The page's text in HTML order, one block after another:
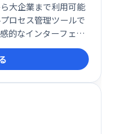
大企業まで利用可能
ロセス管理ツールで
的なインターフェー
理、コラボレーショ
の最適化を支援しま
により、チーム全体
性向上に貢献しま